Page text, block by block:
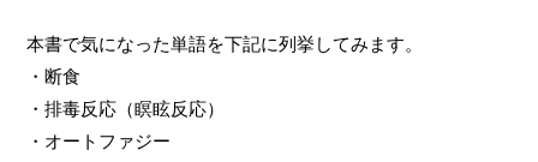
本書で気になった単語を下記に列挙してみます。
・断食
・排毒反応（瞑眩反応）
・オートファジー